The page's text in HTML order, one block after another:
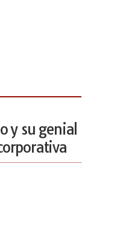
y su genial